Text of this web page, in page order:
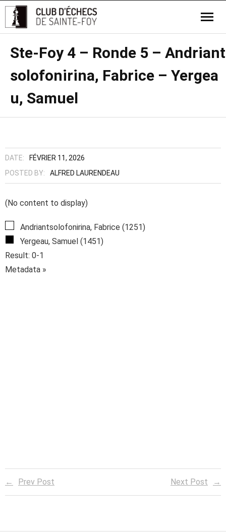
Ste-Foy 4 – Ronde 5 – Andriant
solofonirina, Fabrice – Yergea
u, Samuel
DATE:
FÉVRIER 11, 2026
POSTED BY:
ALFRED LAURENDEAU
(No content to display)
Andriantsolofonirina, Fabrice (1251)
Yergeau, Samuel (1451)
Result: 0-1
Metadata »
Prev Post Next Post